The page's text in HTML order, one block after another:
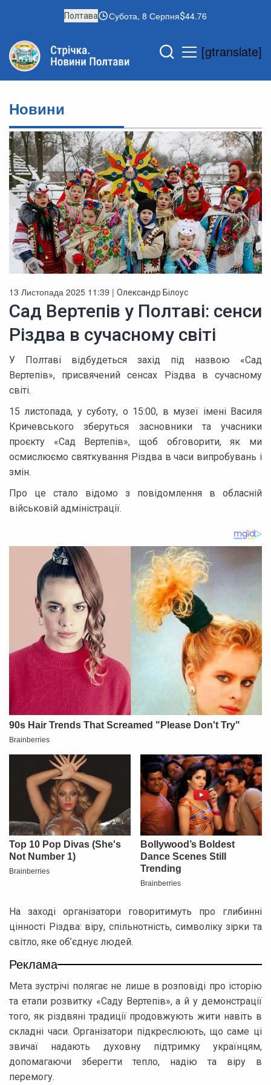
Полтава Субота, 8 Серпня 44.76
[gtranslate]
Новини
13 Листопада 2025 11:39 | Олександр Білоус
Сад Вертепів у Полтаві: сенси
Різдва в сучасному світі
У Полтаві відбудеться захід під назвою «Сад
Вертепів», присвячений сенсах Різдва в сучасному
світі.
15 листопада, у суботу, о 15:00, в музеї імені Василя
Кричевського зберуться засновники та учасники
проєкту «Сад Вертепів», щоб обговорити, як ми
осмислюємо святкування Різдва в часи випробувань і
змін.
Про це стало відомо з повідомлення в обласній
військовій адміністрації.
На заході організатори говоритимуть про глибинні
цінності Різдва: віру, спільнотність, символіку зірки та
світло, яке об’єднує людей.
Реклама
Мета зустрічі полягає не лише в розповіді про історію
та етапи розвитку «Саду Вертепів», а й у демонстрації
того, як різдвяні традиції продовжують жити навіть в
складні часи. Організатори підкреслюють, що саме ці
звичаї надають духовну підтримку українцям,
допомагаючи зберегти тепло, надію та віру в
перемогу.